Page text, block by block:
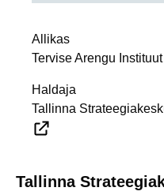
Allikas
Tervise Arengu Instituut
Haldaja
Tallinna
Tallinna